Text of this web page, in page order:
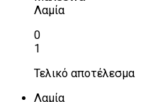
Λαμία
0
1
Τελικό αποτέλεσμα
Λαμία